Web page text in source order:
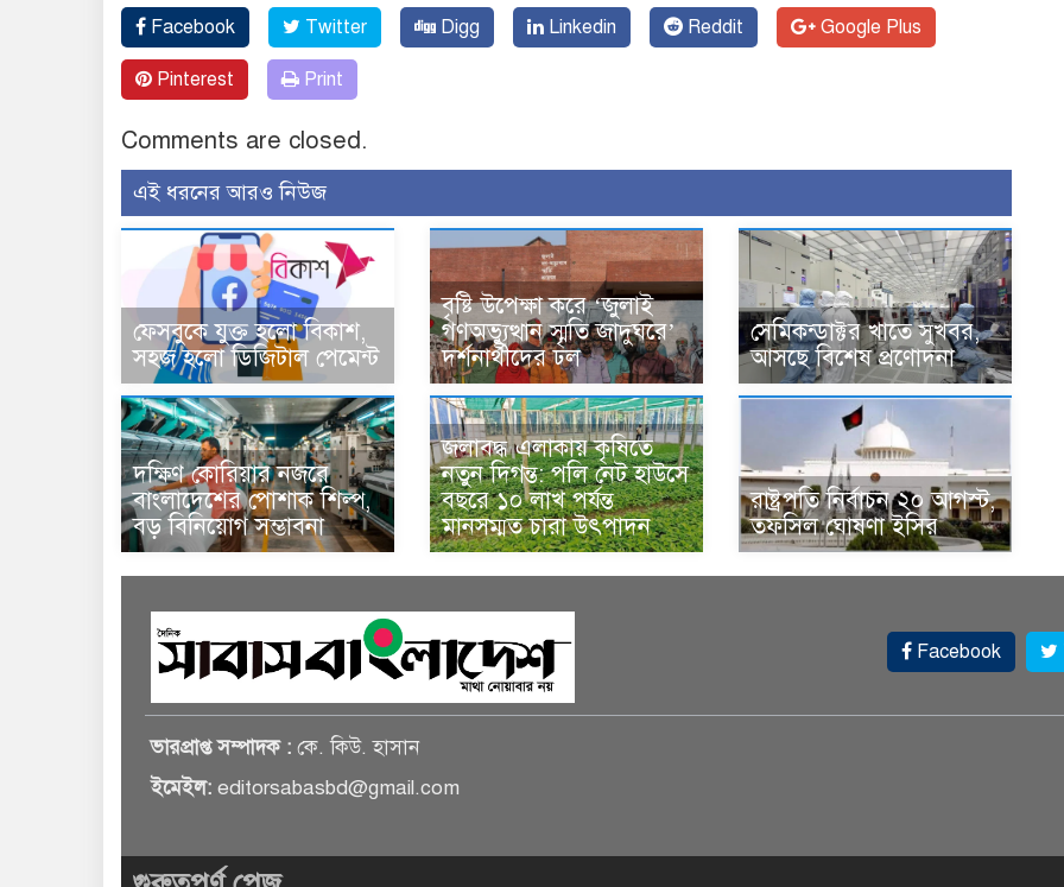
Facebook Twitter Digg Linkedin Reddit Google Plus
Pinterest Print
Comments are closed.
এই ধরনের আরও নিউজ
ফেসবুকে যুক্ত হলো বিকাশ,
সহজ হলো ডিজিটাল পেমেন্ট
বৃষ্টি উপেক্ষা করে ‘জুলাই
গণঅভ্যুত্থান স্মৃতি জাদুঘরে’
দর্শনার্থীদের ঢল
সেমিকন্ডাক্টর খাতে সুখবর,
আসছে বিশেষ প্রণোদনা
দক্ষিণ কোরিয়ার নজরে
বাংলাদেশের পোশাক শিল্প,
বড় বিনিয়োগ সম্ভাবনা
জলাবদ্ধ এলাকায় কৃষিতে
নতুন দিগন্ত: পলি নেট হাউসে
বছরে ১০ লাখ পর্যন্ত
মানসম্মত চারা উৎপাদন
রাষ্ট্রপতি নির্বাচন ২০ আগস্ট,
তফসিল ঘোষণা ইসির
Facebook
ভারপ্রাপ্ত সম্পাদক : কে. কিউ. হাসান
ইমেইল: editorsabasbd@gmail.com